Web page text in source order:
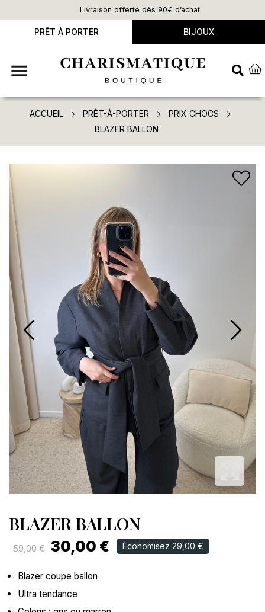
Livraison offerte dès 90€ d’achat
PRÊT À PORTER BIJOUX

ACCUEIL PRÊT-À-PORTER
PRIX CHOCS
BLAZER BALLON
BLAZER BALLON
59,00 € 30,00 € Économisez 29,00 €
Blazer coupe ballon
Ultra tendance